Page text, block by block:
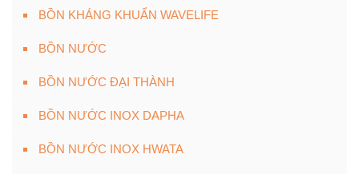
BỒN KHÁNG KHUẨN WAVELIFE
BỒN NƯỚC
BỒN NƯỚC ĐẠI THÀNH
BỒN NƯỚC INOX DAPHA
BỒN NƯỚC INOX HWATA